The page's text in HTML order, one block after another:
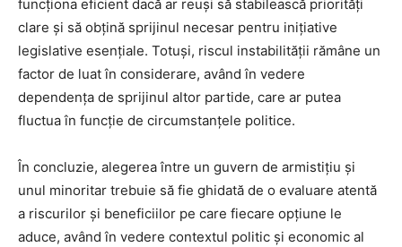
funcționa eficient dacă ar reuși să stabilească priorități
clare și să obțină sprijinul necesar pentru inițiative
legislative esențiale. Totuși, riscul instabilității rămâne un
factor de luat în considerare, având în vedere
dependența de sprijinul altor partide, care ar putea
fluctua în funcție de circumstanțele politice.
În concluzie, alegerea între un guvern de armistițiu și
unul minoritar trebuie să fie ghidată de o evaluare atentă
a riscurilor și beneficiilor pe care fiecare opțiune le
aduce, având în vedere contextul politic și economic al